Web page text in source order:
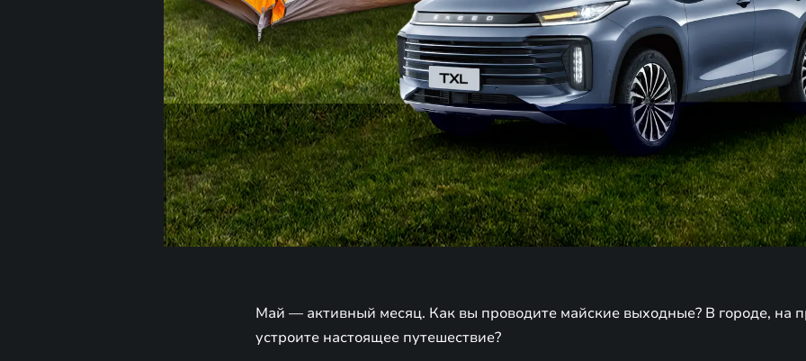
Май — активный месяц. Как вы проводите майские выходные? В городе, на
устроите настоящее путешествие?